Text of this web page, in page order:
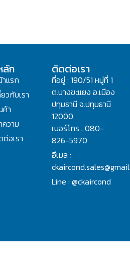
ลัก
แรก
วกับเรา
า
วาม
อเรา
ติดต่อเรา
ที่อยู่ : 190/51 หมู่ที่ 1
ต.บางขะแยง อ.เมือง
ปทุมธานี จ.ปทุมธานี
12000
เบอร์โทร : 080-
826-5970
อีเมล :
Line : @ckaircond